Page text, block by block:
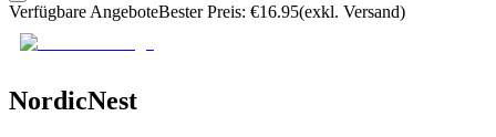
Verfügbare AngeboteBester Preis: €16.95(exkl. Versand)
NordicNest